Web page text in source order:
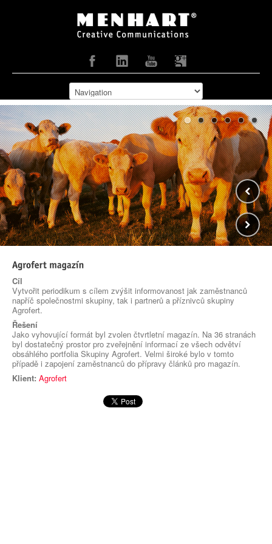
Cíl
Vytvořit periodikum s cílem zvýšit informovanost jak zaměstnanců
napříč společnostmi skupiny, tak i partnerů a příznivců skupiny
Agrofert.
Řešení
Jako vyhovující formát byl zvolen čtvrtletní magazín. Na 36 stranách
byl dostatečný prostor pro zveřejnění informací ze všech odvětví
obsáhlého portfolia Skupiny Agrofert. Velmi široké bylo v tomto
případě i zapojení zaměstnanců do přípravy článků pro magazín.
Klient: Agrofert